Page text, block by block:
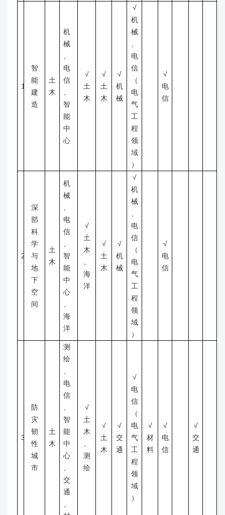
1
智
能
建
造
土
木
机
械
、
电
信
、
智
能
中
心
√
土
木
√
土
木
√
机
械
√
机
械
、
电
信
（
电
气
工
程
领
域
）
√
电
信
2
深
部
科
学
与
地
下
空
间
土
木
机
械
、
电
信
、
智
能
中
心
、
海
洋
√
土
木
、
海
洋
√
土
木
√
机
械
√
机
械
、
电
信
（
电
气
工
程
领
域
）
√
电
信
3
防
灾
韧
性
城
市
土
木
测
绘
、
电
信
、
智
能
中
心
、
交
通
、
√
土
木
、
测
绘
√
土
木
√
交
通
√
电
信
（
电
气
工
程
领
域
）
√
材
料
√
电
信
√
交
通